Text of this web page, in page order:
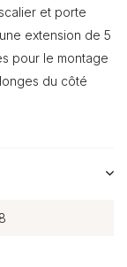
et porte
extension de 5
pour le montage
du côté